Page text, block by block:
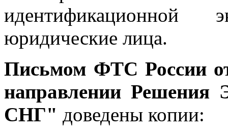
идентификационной
юридические лица.
Письмом ФТС России
направлении Решения
СНГ" доведены копии: